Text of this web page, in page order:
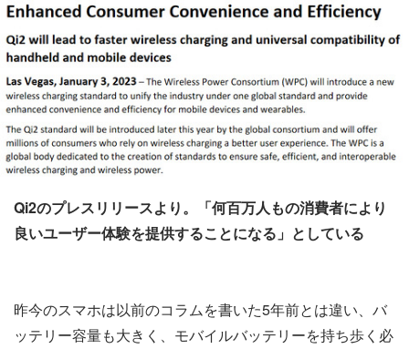
Qi2のプレスリリースより。「何百万人もの消費者により
良いユーザー体験を提供することになる」としている
昨今のスマホは以前のコラムを書いた5年前とは違い、バ
ッテリー容量も大きく、モバイルバッテリーを持ち歩く必